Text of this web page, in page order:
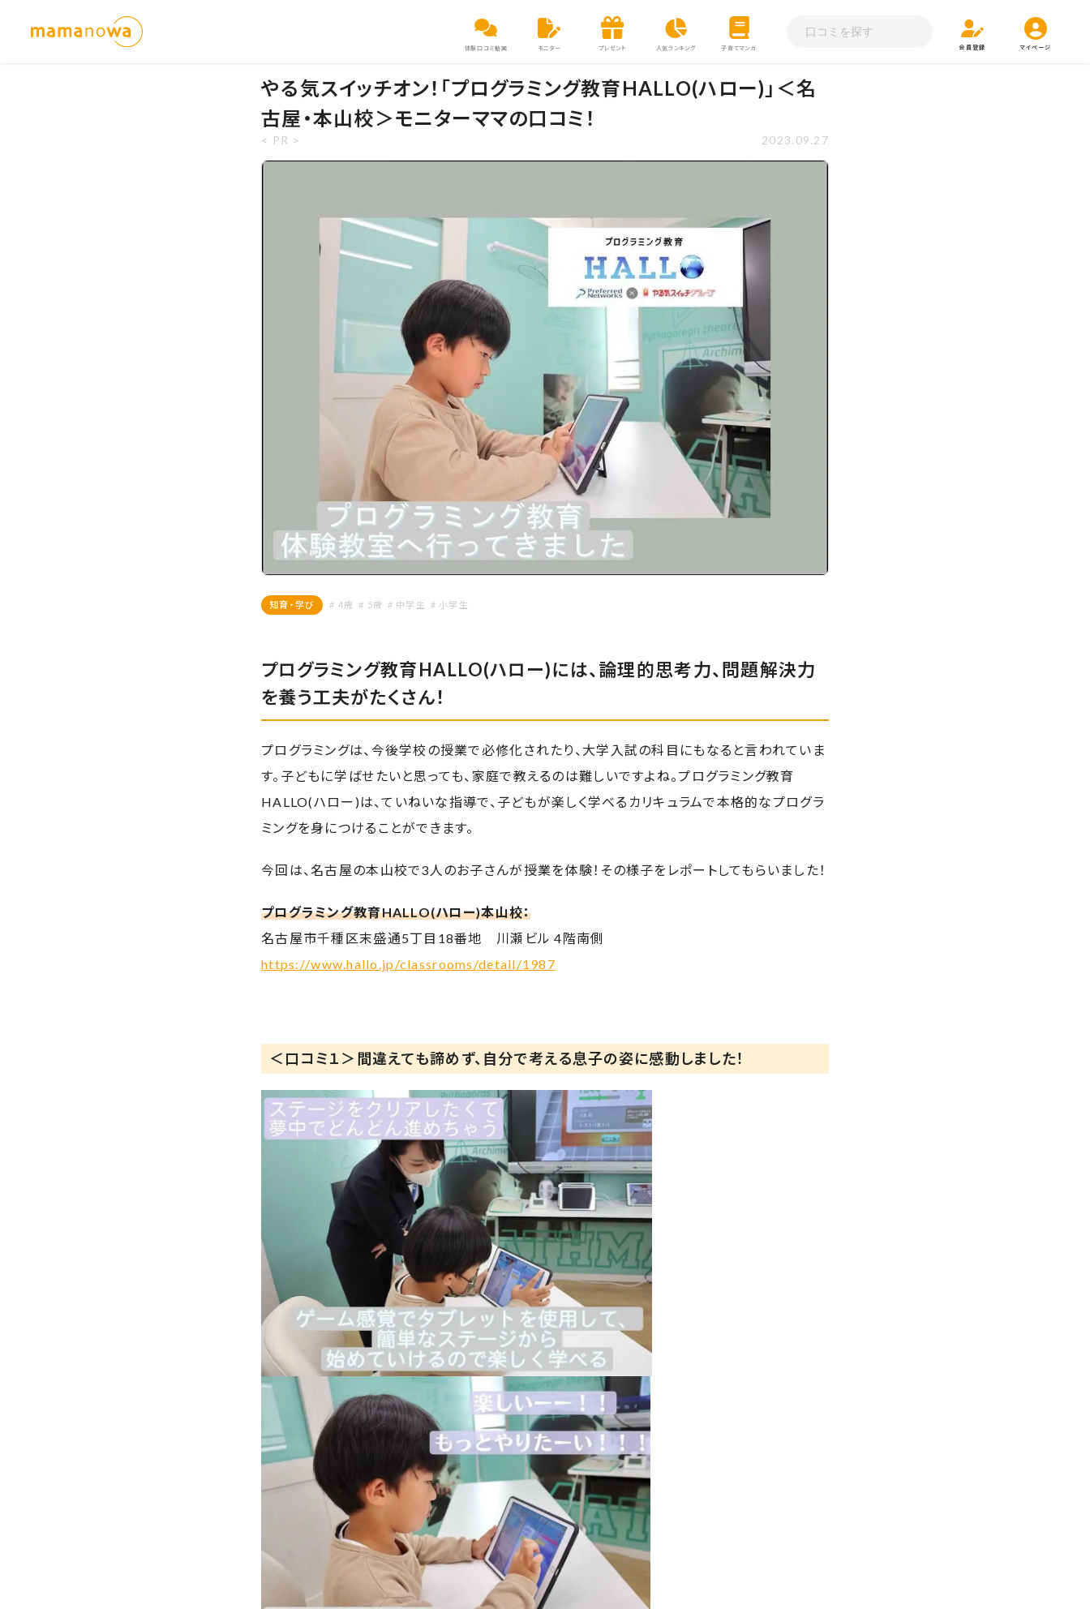
体験口コミ動画 モニター プレゼント 人気ランキング 子育てマンガ 会員登録 マイページ
やる気スイッチオン！「プログラミング教育HALLO(ハロー)」＜名
古屋・本山校＞モニターママの口コミ！
< PR > 2023.09.27
知育・学び # 4歳 # 5歳 # 中学生 # 小学生
プログラミング教育HALLO(ハロー)には、論理的思考力、問題解決力
を養う工夫がたくさん！
プログラミングは、今後学校の授業で必修化されたり、大学入試の科目にもなると言われていま
す。子どもに学ばせたいと思っても、家庭で教えるのは難しいですよね。プログラミング教育
HALLO(ハロー)は、ていねいな指導で、子どもが楽しく学べるカリキュラムで本格的なプログラ
ミングを身につけることができます。
今回は、名古屋の本山校で3人のお子さんが授業を体験！その様子をレポートしてもらいました！
プログラミング教育HALLO(ハロー)本山校：
名古屋市千種区末盛通5丁目18番地 川瀬ビル 4階南側
https://www.hallo.jp/classrooms/detail/1987
＜口コミ１＞間違えても諦めず、自分で考える息子の姿に感動しました！